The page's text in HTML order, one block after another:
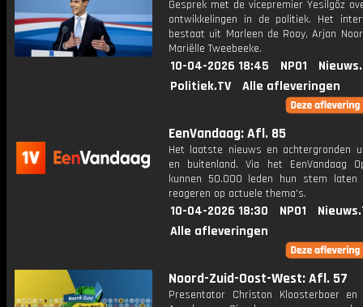
Gesprek met de vicepremier Yesilgöz
ontwikkelingen in de politiek. Het
bestaat uit Marleen de Rooy, Arjan
Mariëlle Tweebeeke.
10-04-2026 18:45 NPO1
Politiek.TV
Alle afleveringen
EenVandaag: Afl. 85
Het laatste nieuws en achtergronden
en buitenland. Via het EenVandaag
kunnen 50.000 leden hun stem laten
reageren op actuele thema's.
10-04-2026 18:30 NPO1
Alle afleveringen
Noord-Zuid-Oost-West: Afl. 57
Presentator Christon Kloosterboer en